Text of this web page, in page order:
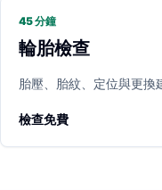
45 分鐘
輪胎檢查
胎壓、胎紋、定位與更換
檢查免費